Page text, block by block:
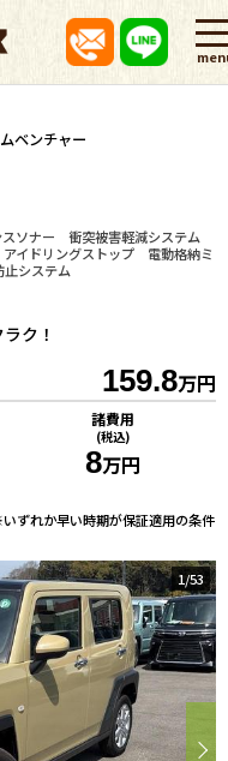
ベンチャー
ソナー 衝突被害軽減システム
イドリングストップ 電動格納ミ
システム
ク！
159.8万円
諸費用
(税込)
8万円
ずれか早い時期が保証適用の条件
1/53